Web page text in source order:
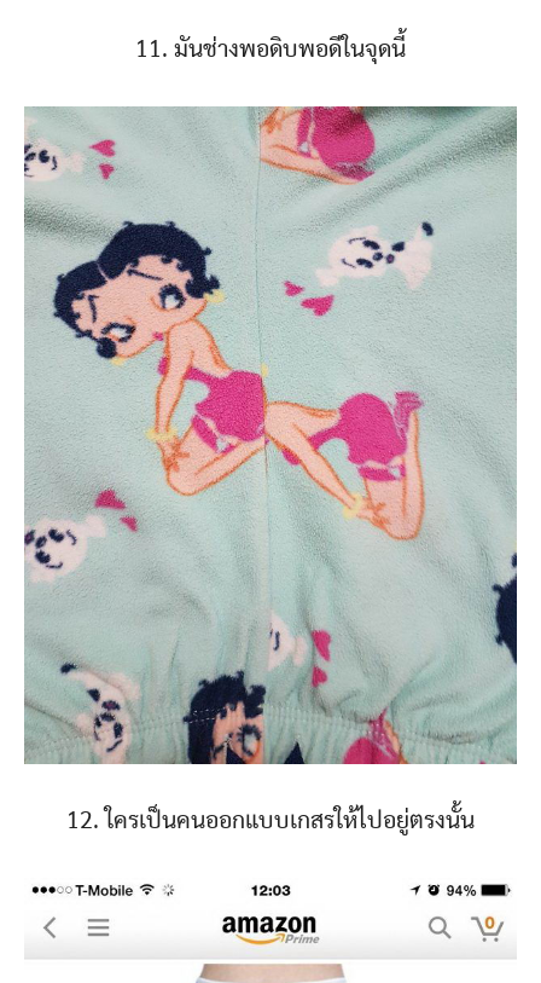
11. มันช่างพอดิบพอดีในจุดนี้
12. ใครเป็นคนออกแบบเกสรให้ไปอยู่ตรงนั้น